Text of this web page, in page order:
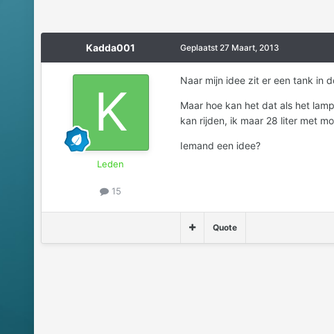
Kadda001
Leden
15
Geplaatst 27 Maart, 2013
Naar mijn idee zit er een tank in
Maar hoe kan het dat als het
kan rijden, ik maar 28 liter met
Iemand een idee?
Quote